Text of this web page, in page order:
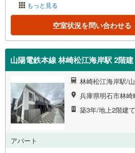
もっと見る
空室状況を問い合わせる
山陽電鉄本線 林崎松江海岸駅 2階
林崎松江海岸駅/
兵庫県明石市林崎
築3年/地上2階建
アパート